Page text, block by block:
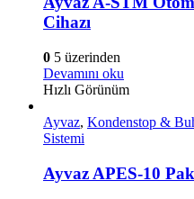
Cihazı
0 5 üzerinden
Devamını oku
Hızlı Görünüm
Ayvaz, Kondenstop &
Sistemi
Ayvaz APES-10